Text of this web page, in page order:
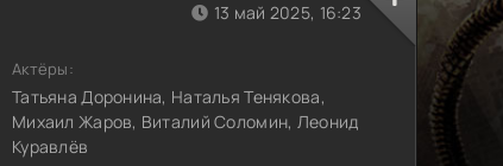
13 май 2025, 16:23
Актёры:
Татьяна Доронина, Наталья Тенякова,
Михаил Жаров, Виталий Соломин, Леонид
Куравлёв